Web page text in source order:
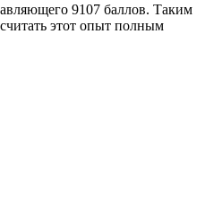
9107 баллов. Таким
этот опыт полным